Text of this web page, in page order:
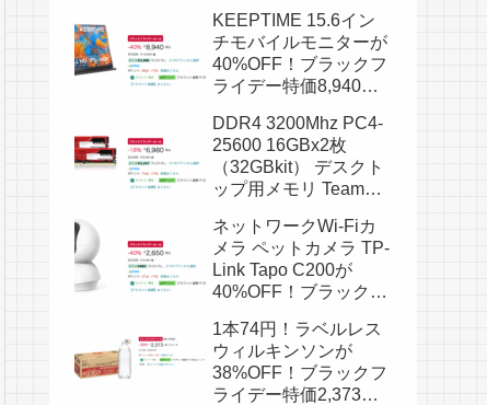
円！
KEEPTIME 15.6イン
チモバイルモニターが
40%OFF！ブラックフ
ライデー特価8,940
DDR4 3200Mhz PC4-
25600 16GBx2枚
（32GBkit） デスクト
ップ用メモリ Team
18%OFF！ブラックフ
ライデー特価6,980
円！
ネットワークWi-Fiカ
メラ ペットカメラ TP-
Link Tapo C200が
40%OFF！ブラックフ
円！
1本74円！ラベルレス
ウィルキンソンが
38%OFF！ブラックフ
ライデー特価2,373